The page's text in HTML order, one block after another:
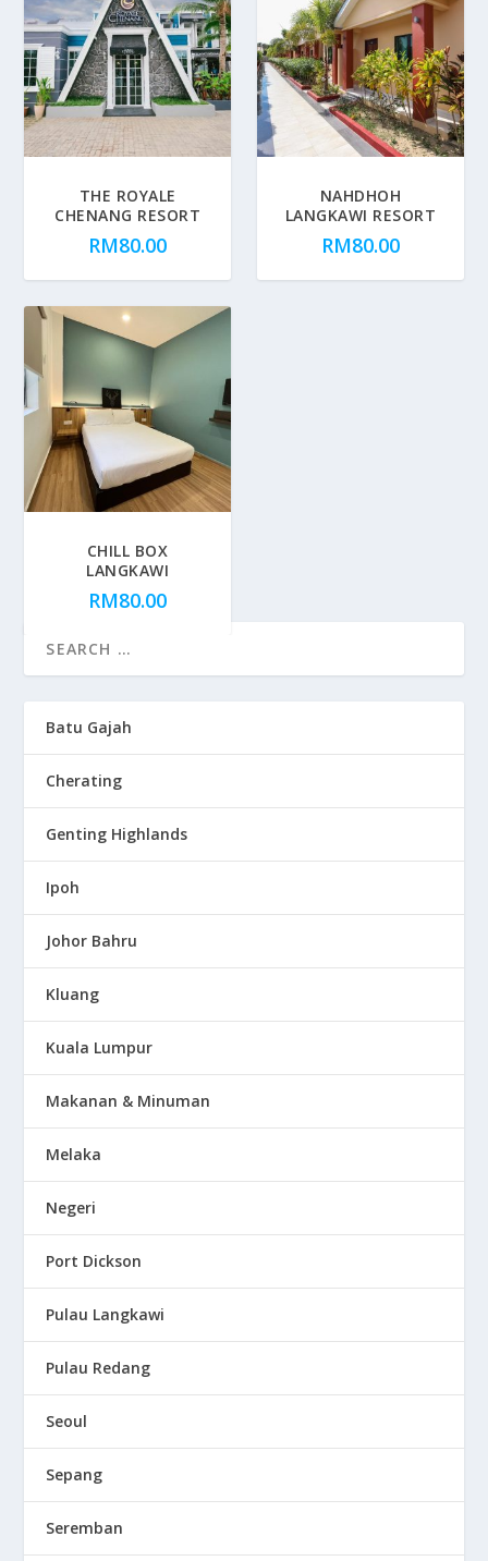
THE ROYALE
CHENANG RESORT
RM80.00
NAHDHOH
LANGKAWI RESORT
RM80.00
CHILL BOX
LANGKAWI
RM80.00
Batu Gajah
Cherating
Genting Highlands
Ipoh
Johor Bahru
Kluang
Kuala Lumpur
Makanan & Minuman
Melaka
Negeri
Port Dickson
Pulau Langkawi
Pulau Redang
Seoul
Sepang
Seremban